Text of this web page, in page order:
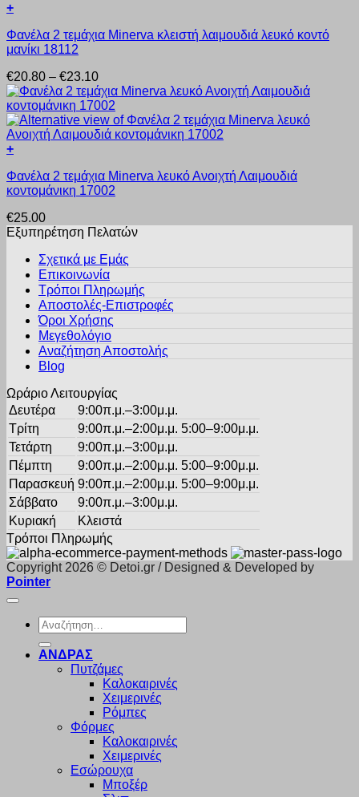
προϊόντος
μπορούν
επιλεγούν
στη
του
προϊόντος
+
το
προϊόν
πολλαπλές
παραλλαγές.
Οι
επιλογές
μπορούν
να
στη
σελίδα
προϊόντος
Φανέλα 2 τεμάχια Minerva κλειστή λαιμουδιά λευκό κοντό
μανίκι 18112
€20.80 – €23.10Price
range:
€20.80
through
€23.10
+
το
προϊόν
πολλαπλές
παραλλαγές.
επιλογές
μπορούν
επιλεγούν
σελίδα
προϊόντος
Φανέλα 2 τεμάχια Minerva λευκό Ανοιχτή Λαιμουδιά
κοντομάνικη 17002
€25.00
Εξυπηρέτηση Πελατών
Σχετικά με Εμάς
Επικοινωνία
Τρόποι Πληρωμής
Αποστολές-Επιστροφές
Όροι Χρήσης
Μεγεθολόγιο
Αναζήτηση Αποστολής
Blog
Ωράριο Λειτουργίας
Δευτέρα
9:00π.μ.–3:00μ.μ.
Τρίτη
9:00π.μ.–2:00μ.μ. 5:00–9:00μ.μ.
Τετάρτη
9:00π.μ.–3:00μ.μ.
Πέμπτη
9:00π.μ.–2:00μ.μ. 5:00–9:00μ.μ.
Παρασκευή 9:00π.μ.–2:00μ.μ. 5:00–9:00μ.μ.
Σάββατο
9:00π.μ.–3:00μ.μ.
Κυριακή
Κλειστά
Τρόποι Πληρωμής
Copyright 2026 © Detoi.gr / Designed & Developed by
Pointer
Αναζήτηση
για:
ΑΝΔΡΑΣ
Πυτζάμες
Καλοκαιρινές
Χειμερινές
Ρόμπες
Φόρμες
Καλοκαιρινές
Χειμερινές
Εσώρουχα
Μποξέρ